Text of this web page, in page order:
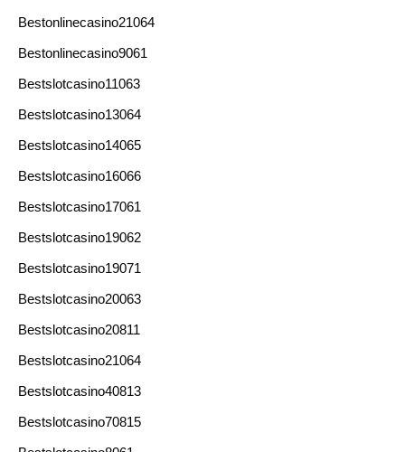
Bestonlinecasino21064
Bestonlinecasino9061
Bestslotcasino11063
Bestslotcasino13064
Bestslotcasino14065
Bestslotcasino16066
Bestslotcasino17061
Bestslotcasino19062
Bestslotcasino19071
Bestslotcasino20063
Bestslotcasino20811
Bestslotcasino21064
Bestslotcasino40813
Bestslotcasino70815